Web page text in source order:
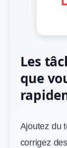
Les
que
Ajoutez du
corrigez